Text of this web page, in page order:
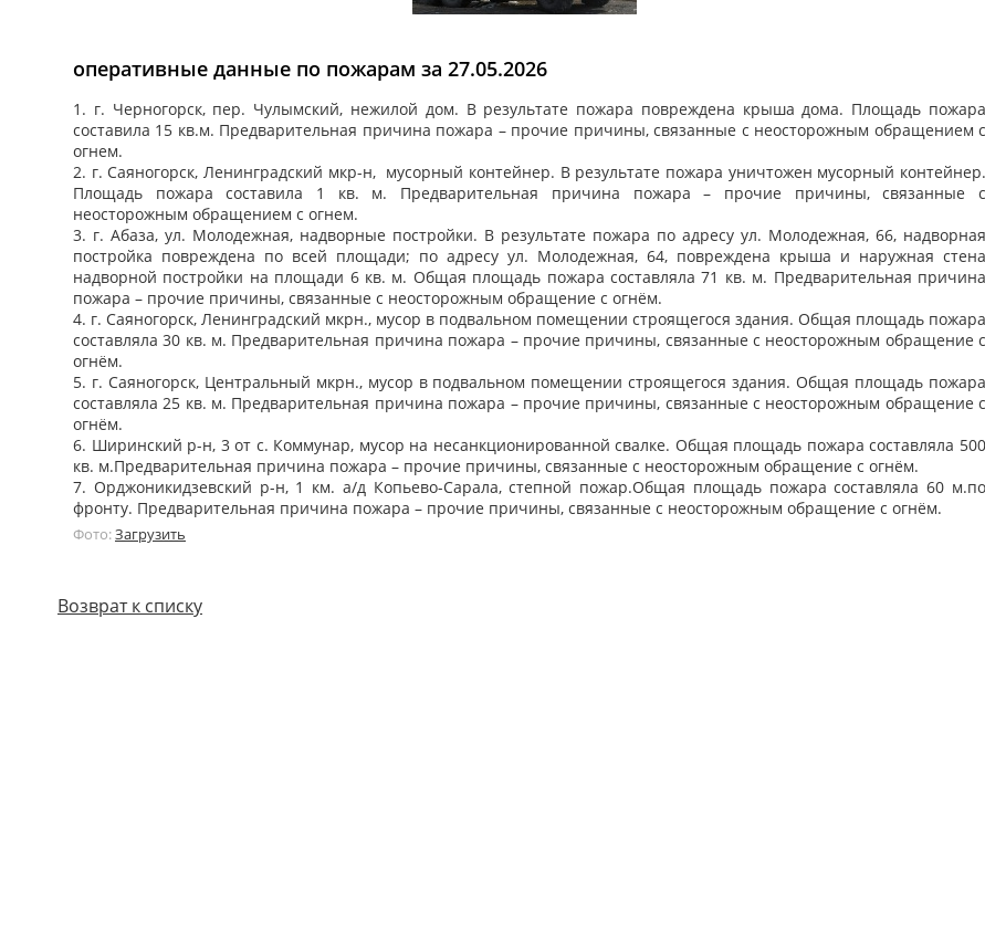
оперативные данные по пожарам за 27.05.2026
1. г. Черногорск, пер. Чулымский, нежилой дом. В результате пожара повреждена крыша дома. Площадь пожара
составила 15 кв.м. Предварительная причина пожара – прочие причины, связанные с неосторожным обращением с
огнем.
2. г. Саяногорск, Ленинградский мкр-н, мусорный контейнер. В результате пожара уничтожен мусорный контейнер.
Площадь пожара составила 1 кв. м. Предварительная причина пожара – прочие причины, связанные с
неосторожным обращением с огнем.
3. г. Абаза, ул. Молодежная, надворные постройки. В результате пожара по адресу ул. Молодежная, 66, надворная
постройка повреждена по всей площади; по адресу ул. Молодежная, 64, повреждена крыша и наружная стена
надворной постройки на площади 6 кв. м. Общая площадь пожара составляла 71 кв. м. Предварительная причина
пожара – прочие причины, связанные с неосторожным обращение с огнём.
4. г. Саяногорск, Ленинградский мкрн., мусор в подвальном помещении строящегося здания. Общая площадь пожара
составляла 30 кв. м. Предварительная причина пожара – прочие причины, связанные с неосторожным обращение с
огнём.
5. г. Саяногорск, Центральный мкрн., мусор в подвальном помещении строящегося здания. Общая площадь пожара
составляла 25 кв. м. Предварительная причина пожара – прочие причины, связанные с неосторожным обращение с
огнём.
6. Ширинский р-н, 3 от с. Коммунар, мусор на несанкционированной свалке. Общая площадь пожара составляла 500
кв. м.Предварительная причина пожара – прочие причины, связанные с неосторожным обращение с огнём.
7. Орджоникидзевский р-н, 1 км. а/д Копьево-Сарала, степной пожар.Общая площадь пожара составляла 60 м.по
фронту. Предварительная причина пожара – прочие причины, связанные с неосторожным обращение с огнём.
Фото:Загрузить
Возврат к списку